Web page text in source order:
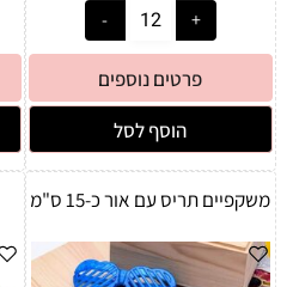
פרטים נוספים
הוסף לסל
משקפיים תריס עם אור כ-15 ס"מ